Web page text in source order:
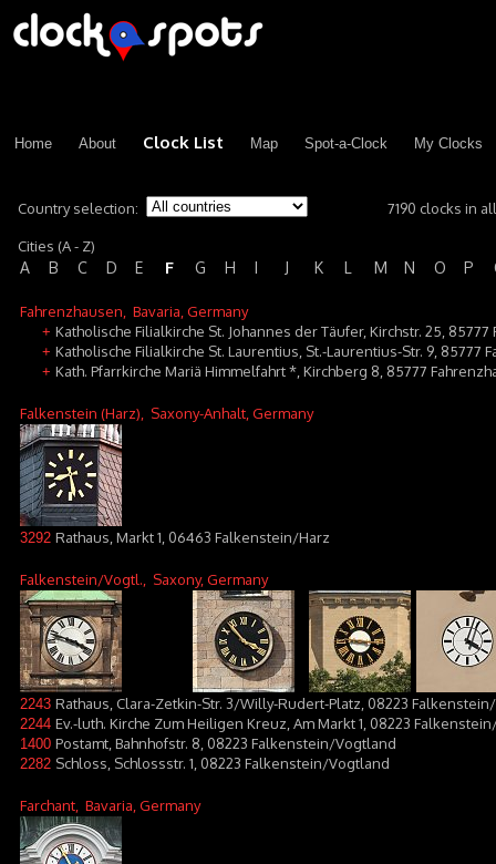
Home About Clock List Map Spot-a-Clock My Clocks
Country selection: 7190 clocks in
Cities (A - Z)
A B C D E F G H I J K L M N O P
Fahrenzhausen , Bavaria, Germany
+ Katholische Filialkirche St. Johannes der Täufer, Kirchstr. 25,
+ Katholische Filialkirche St. Laurentius, St.-Laurentius-Str. 9, 85777
+ Kath. Pfarrkirche Mariä Himmelfahrt *, Kirchberg 8, 85777
Falkenstein (Harz) , Saxony-Anhalt, Germany
3292 Rathaus, Markt 1, 06463 Falkenstein/Harz
Falkenstein/Vogtl. , Saxony, Germany
2243 Rathaus, Clara-Zetkin-Str. 3/Willy-Rudert-Platz, 08223
2244 Ev.-luth. Kirche Zum Heiligen Kreuz, Am Markt 1, 08223
1400 Postamt, Bahnhofstr. 8, 08223 Falkenstein/Vogtland
2282 Schloss, Schlossstr. 1, 08223 Falkenstein/Vogtland
Farchant , Bavaria, Germany